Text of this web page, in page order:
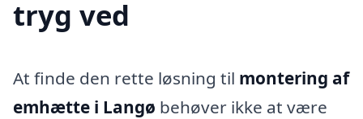
tryg ved
At finde den rette løsning til montering af
emhætte i Langø behøver ikke at være